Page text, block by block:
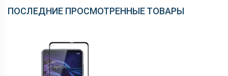
ПОСЛЕДНИЕ ПРОСМОТРЕННЫЕ ТОВАРЫ